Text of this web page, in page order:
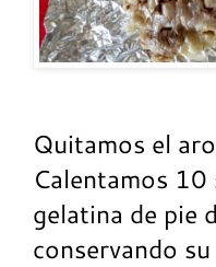
Quitamos el
Calentamos
gelatina de pie
conservando